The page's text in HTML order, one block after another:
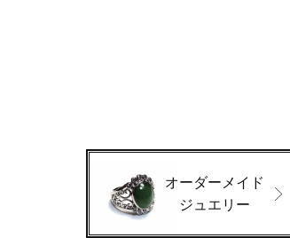
オーダーメイド
ジュエリー